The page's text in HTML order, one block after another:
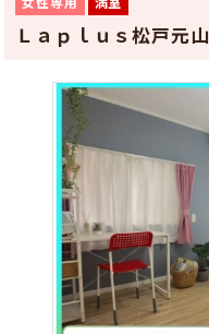
Ｌａｐｌｕｓ松戸元山